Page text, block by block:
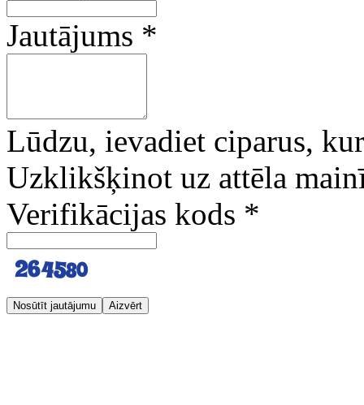
Jautājums *
Lūdzu, ievadiet ciparus,
Uzklikšķinot uz attēla
Verifikācijas kods *
Nosūtīt jautājumu Aizvērt